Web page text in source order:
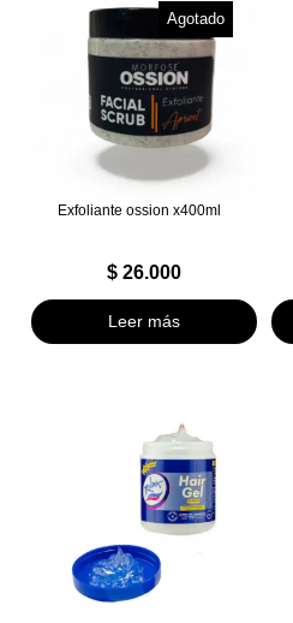
Agotado
Exfoliante ossion x400ml
$26.000
Leer más